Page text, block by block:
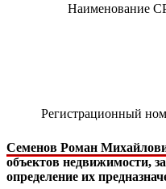
Наименование
Регистрационный
Семенов Роман
объектов недвижимости,
определение их